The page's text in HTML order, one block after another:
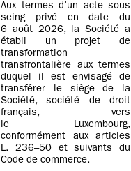
Aux termes d’un acte sous
seing privé en date du
6 août 2026, la Société a
établi un projet de
transformation
transfrontalière aux termes
duquel il est envisagé de
transférer le siège de la
Société, société de droit
français, vers
le Luxembourg,
conformément aux articles
L. 236–50 et suivants du
Code de commerce.